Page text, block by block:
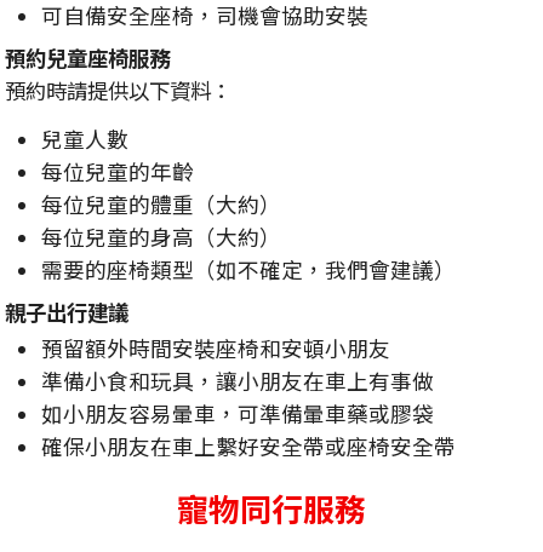
可自備安全座椅，司機會協助安裝
預約兒童座椅服務
預約時請提供以下資料：
兒童人數
每位兒童的年齡
每位兒童的體重（大約）
每位兒童的身高（大約）
需要的座椅類型（如不確定，我們會建議）
親子出行建議
預留額外時間安裝座椅和安頓小朋友
準備小食和玩具，讓小朋友在車上有事做
如小朋友容易暈車，可準備暈車藥或膠袋
確保小朋友在車上繫好安全帶或座椅安全帶
寵物同行服務